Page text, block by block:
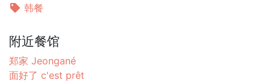
韩餐
附近餐馆
郑家 Jeongané
面好了 c'est prêt